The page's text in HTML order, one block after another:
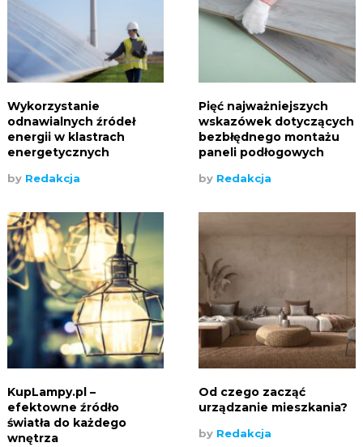
Wykorzystanie
odnawialnych źródeł
energii w klastrach
energetycznych
by Redakcja
Pięć najważniejszych
wskazówek dotyczących
bezbłędnego montażu
paneli podłogowych
by Redakcja
KupLampy.pl –
efektowne źródło
światła do każdego
wnętrza
Od czego zacząć
urządzanie mieszkania?
by Redakcja